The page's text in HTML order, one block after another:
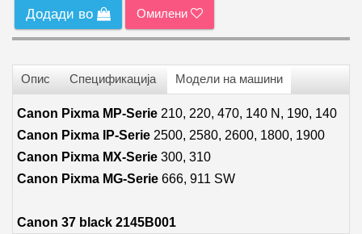
Додади во Омилени
Опис Спецификација Модели на машини
Canon Pixma MP-Serie 210, 220, 470, 140 N, 190, 140
Canon Pixma IP-Serie 2500, 2580, 2600, 1800, 1900
Canon Pixma MX-Serie 300, 310
Canon Pixma MG-Serie 666, 911 SW
Canon 37 black 2145B001